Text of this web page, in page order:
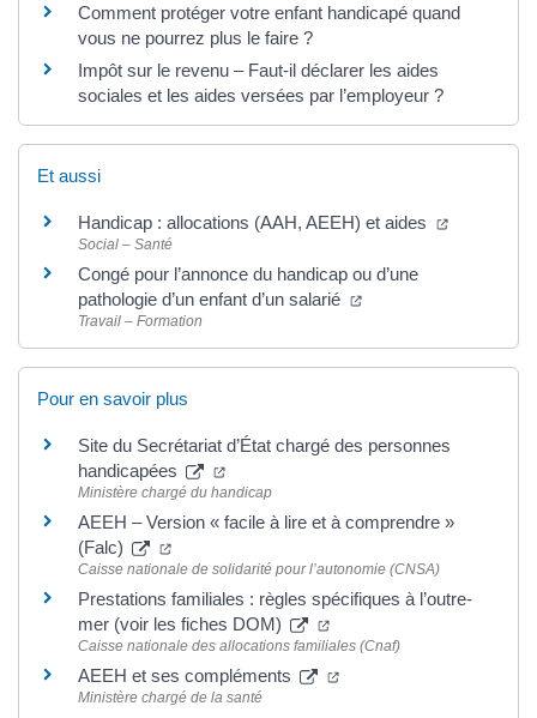
Comment protéger votre enfant handicapé quand
vous ne pourrez plus le faire ?
Impôt sur le revenu – Faut-il déclarer les aides
sociales et les aides versées par l’employeur ?
Et aussi
Handicap : allocations (AAH, AEEH) et aides
Social – Santé
Congé pour l’annonce du handicap ou d’une
pathologie d’un enfant d’un salarié
Travail – Formation
Pour en savoir plus
Site du Secrétariat d’État chargé des personnes
handicapées
Ministère chargé du handicap
AEEH – Version « facile à lire et à comprendre »
(Falc)
Caisse nationale de solidarité pour l’autonomie (CNSA)
Prestations familiales : règles spécifiques à l’outre-
mer (voir les fiches DOM)
Caisse nationale des allocations familiales (Cnaf)
AEEH et ses compléments
Ministère chargé de la santé